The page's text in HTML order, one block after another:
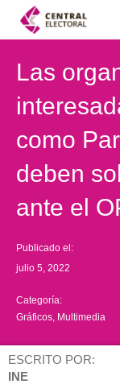
Las
como
deben
ante el
Publicado el:
julio 5, 2022
Categoría:
Gráficos Multimedia
ESCRITO POR:
INE